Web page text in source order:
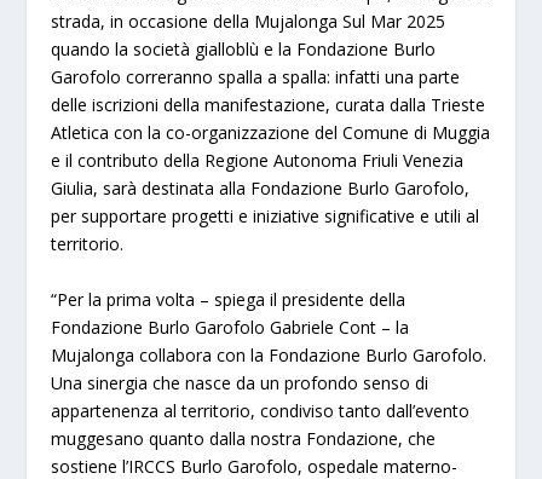
strada, in occasione della Mujalonga Sul Mar 2025
quando la società gialloblù e la Fondazione Burlo
Garofolo correranno spalla a spalla: infatti una parte
delle iscrizioni della manifestazione, curata dalla Trieste
Atletica con la co-organizzazione del Comune di Muggia
e il contributo della Regione Autonoma Friuli Venezia
Giulia, sarà destinata alla Fondazione Burlo Garofolo,
per supportare progetti e iniziative significative e utili al
territorio.
“Per la prima volta – spiega il presidente della
Fondazione Burlo Garofolo Gabriele Cont – la
Mujalonga collabora con la Fondazione Burlo Garofolo.
Una sinergia che nasce da un profondo senso di
appartenenza al territorio, condiviso tanto dall’evento
muggesano quanto dalla nostra Fondazione, che
sostiene l’IRCCS Burlo Garofolo, ospedale materno-